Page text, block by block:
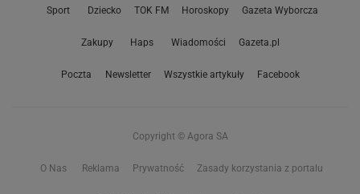
Sport Dziecko TOK FM Horoskopy Gazeta Wyborcza
Zakupy Haps Wiadomości Gazeta.pl
Poczta Newsletter Wszystkie artykuły Facebook
Copyright © Agora SA
O Nas Reklama Prywatność Zasady korzystania z portalu